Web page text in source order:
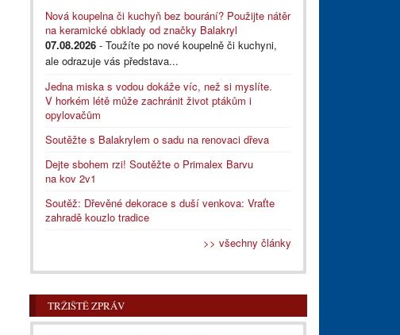
Nová koupelna či kuchyň bez bourání? Použijte nátěr
na keramické obklady od značky Balakryl
07.08.2026 - Toužíte po nové koupelně či kuchyni,
ale odrazuje vás představa...
Jedna miska s vodou dokáže víc, než si myslíte.
V horkém létě může zachránit život ptákům i
opylovačům
Soutěžte s Balakrylem o sadu na renovaci dřeva
Dejte sbohem rzi! Soutěžte o Primalex Barvu
na kov 2v1
Soutěž: Dřevěné dekorace s duší venkova: Vraťte
zahradě kouzlo tradice
>> všechny články
TRŽIŠTĚ ZPRÁV